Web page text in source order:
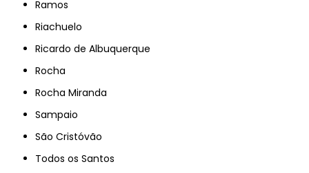
Ramos
Riachuelo
Ricardo de Albuquerque
Rocha
Rocha Miranda
Sampaio
São Cristóvão
Todos os Santos